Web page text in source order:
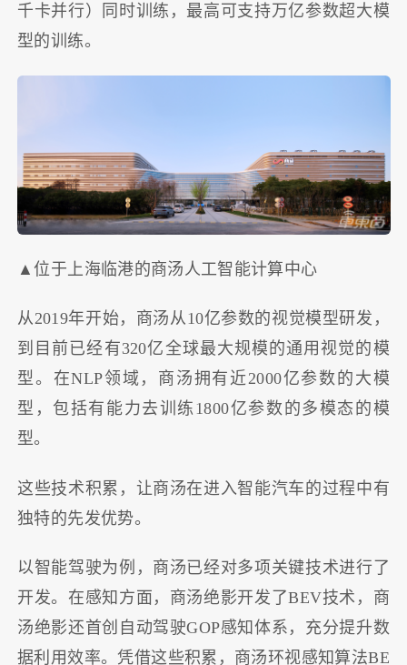
千卡并行）同时训练，最高可支持万亿参数超大模
型的训练。
▲位于上海临港的商汤人工智能计算中心
从2019年开始，商汤从10亿参数的视觉模型研发，
到目前已经有320亿全球最大规模的通用视觉的模
型。在NLP领域，商汤拥有近2000亿参数的大模
型，包括有能力去训练1800亿参数的多模态的模
型。
这些技术积累，让商汤在进入智能汽车的过程中有
独特的先发优势。
以智能驾驶为例，商汤已经对多项关键技术进行了
开发。在感知方面，商汤绝影开发了BEV技术，商
汤绝影还首创自动驾驶GOP感知体系，充分提升数
据利用效率。凭借这些积累，商汤环视感知算法BE